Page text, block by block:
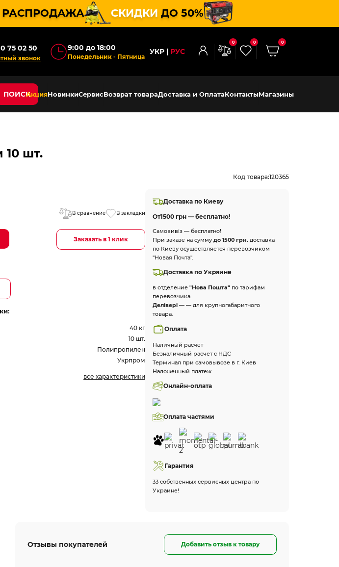
РАСПРОДАЖА СКИДКИ ДО 50%
75 02 50
звонок
9:00 до 18:00
Понедельник - Пятница
УКР РУС
0 0 0
ПОИСКАкцияНовинкиСервисВозврат товараДоставка и ОплатаКонтактыМагазины
10 шт.
Код товара:120365
В сравнение В закладки
Заказать в 1 клик
40 кг
10 шт.
Полипропилен
Укрпром
все характеристики
Доставка по Киеву
От1500 грн — бесплатно!
Самовивіз — бесплатно!
При заказе на суммудо 1500 грн. доставка
по Киеву осуществляется перевозчиком
"Новая Почта".
Доставка по Украине
в отделение"Нова Пошта" по тарифам
перевозчика.
Делівері — — для крупногабаритного
товара.
Оплата
Наличный расчет
Безналичный расчет с НДС
Терминал при самовывозе в г. Киев
Наложенный платеж
Онлайн-оплата
Оплата частями
Гарантия
33 собственных сервисных центра по
Украине!
Отзывы покупателей Добавить отзыв к товару